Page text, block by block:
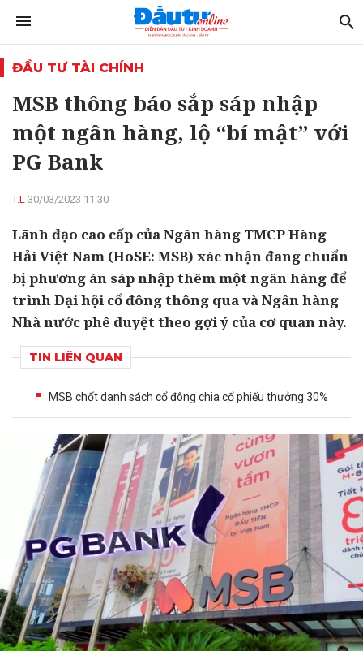
ĐẦU TƯ TÀI CHÍNH
MSB thông báo sắp sáp nhập
một ngân hàng, lộ “bí mật” với
PG Bank
T.L 30/03/2023 11:30
Lãnh đạo cao cấp của Ngân hàng TMCP Hàng
Hải Việt Nam (HoSE: MSB) xác nhận đang chuẩn
bị phương án sáp nhập thêm một ngân hàng để
trình Đại hội cổ đông thông qua và Ngân hàng
Nhà nước phê duyệt theo gợi ý của cơ quan này.
TIN LIÊN QUAN
MSB chốt danh sách cổ đông chia cổ phiếu thưởng 30%